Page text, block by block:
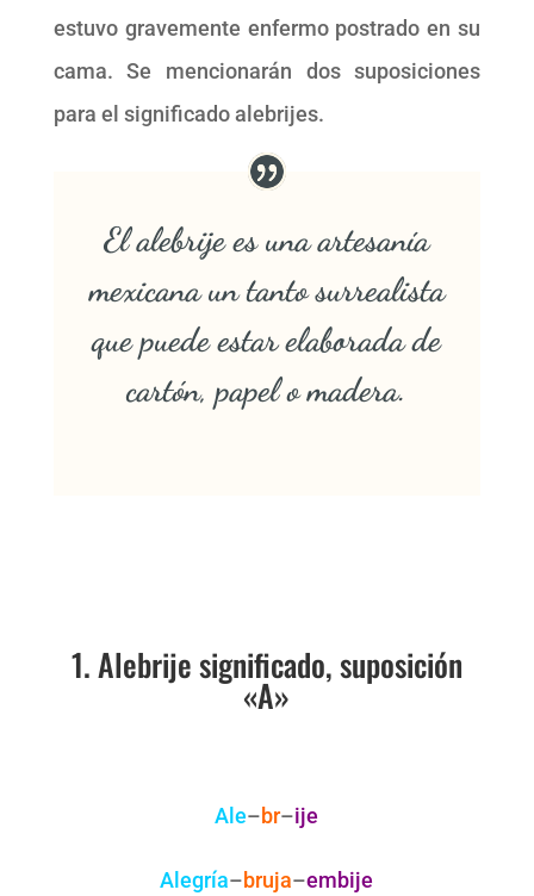
estuvo gravemente enfermo postrado en su
cama. Se mencionarán dos suposiciones
para el significado alebrijes.
El alebrije es una artesanía
mexicana un tanto surrealista
que puede estar elaborada de
cartón, papel o madera.
1. Alebrije significado, suposición
«A»
Ale–br–ije
Alegría–bruja–embije